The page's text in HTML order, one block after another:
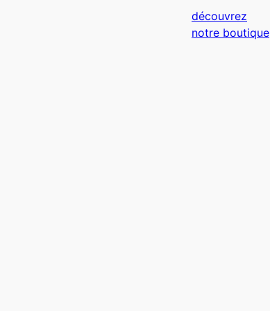
découvrez
notre boutique